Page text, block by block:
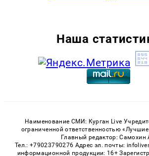
Наша
Наименование СМИ: Курган Live
ограниченной ответственностью
Главный редактор: Самохин
Тел.: +79023790276 Адрес эл. почты:
информационной продукции: 16+